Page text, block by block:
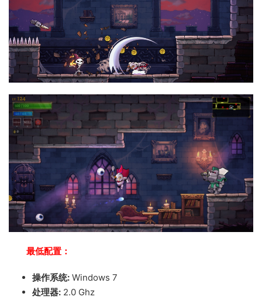
最低配置：
操作系统: Windows 7
处理器: 2.0 Ghz